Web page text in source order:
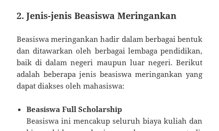
2.Jenis-jenis Beasiswa Meringankan
Beasiswa meringankan hadir dalam berbagai bentuk
dan ditawarkan oleh berbagai lembaga pendidikan,
baik di dalam negeri maupun luar negeri. Berikut
adalah beberapa jenis beasiswa meringankan yang
dapat diakses oleh mahasiswa:
Beasiswa Full Scholarship
Beasiswa ini mencakup seluruh biaya kuliah dan